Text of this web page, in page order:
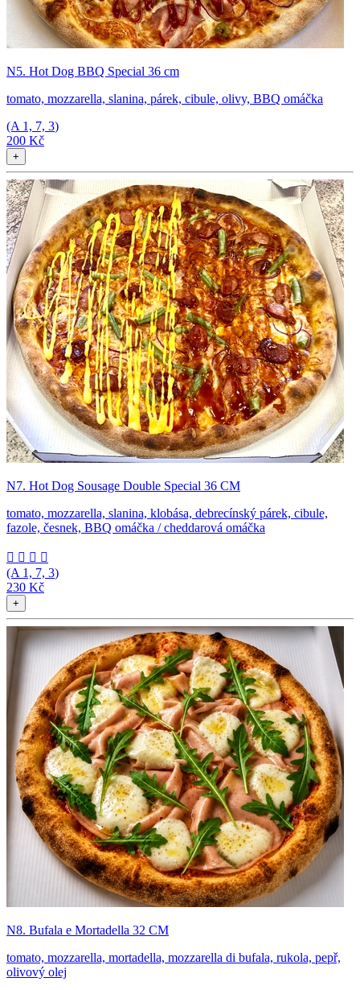
N5. Hot Dog BBQ Special 36 cm
tomato, mozzarella, slanina, párek, cibule, olivy, BBQ omáčka
(A 1, 7, 3)
200 Kč
+
N7. Hot Dog Sousage Double Special 36 CM
tomato, mozzarella, slanina, klobása, debrecínský párek, cibule,
fazole, česnek, BBQ omáčka / cheddarová omáčka
   
(A 1, 7, 3)
230 Kč
+
N8. Bufala e Mortadella 32 CM
tomato, mozzarella, mortadella, mozzarella di bufala, rukola, pepř,
olivový olej